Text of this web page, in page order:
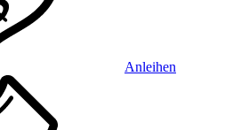
Anleihen